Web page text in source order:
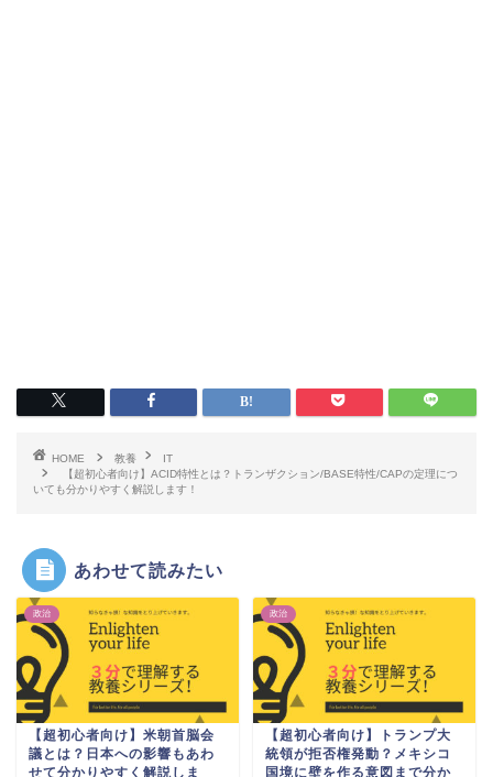
HOME 教養
IT
【超初心者向け】ACID特性とは？トランザクション/BASE特性/CAPの定理につ
いても分かりやすく解説します！
あわせて読みたい
政治
【超初心者向け】米朝首脳会
議とは？日本への影響もあわ
せて分かりやすく解説しま
政治
【超初心者向け】トランプ大
統領が拒否権発動？メキシコ
国境に壁を作る意図まで分か